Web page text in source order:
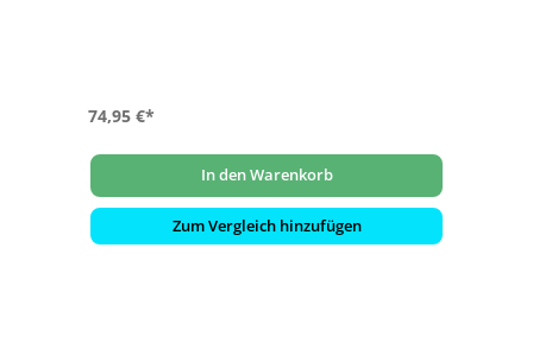
74,95 €*
In den Warenkorb
Zum Vergleich hinzufügen